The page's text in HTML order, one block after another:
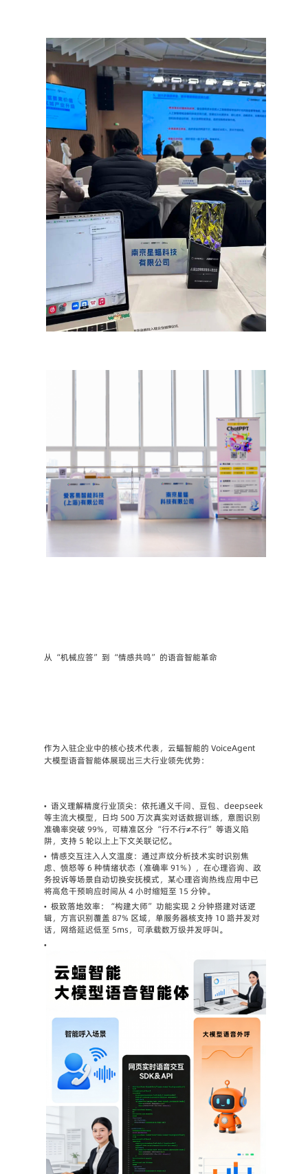
从 “机械应答” 到 “情感共鸣” 的语音智能革命
作为入驻企业中的核心技术代表，云蝠智能的 VoiceAgent
大模型语音智能体展现出三大行业领先优势：
• 语义理解精度行业顶尖：依托通义千问、豆包、deepseek
等主流大模型，日均 500 万次真实对话数据训练，意图识别
准确率突破 99%，可精准区分 “行不行≠不行” 等语义陷
阱，支持 5 轮以上上下文关联记忆。
• 情感交互注入人文温度：通过声纹分析技术实时识别焦
虑、愤怒等 6 种情绪状态（准确率 91%），在心理咨询、政
务投诉等场景自动切换安抚模式，某心理咨询热线应用中已
将高危干预响应时间从 4 小时缩短至 15 分钟。
• 极致落地效率：“构建大师” 功能实现 2 分钟搭建对话逻
辑，方言识别覆盖 87% 区域，单服务器核支持 10 路并发对
话，网络延迟低至 5ms，可承载数万级并发呼叫。
•